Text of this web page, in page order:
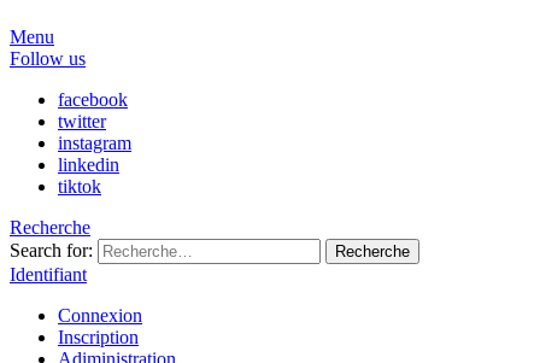
Menu
Follow us
facebook
twitter
instagram
linkedin
tiktok
Recherche
Search for:
Recherche
Identifiant
Connexion
Inscription
Adiministration